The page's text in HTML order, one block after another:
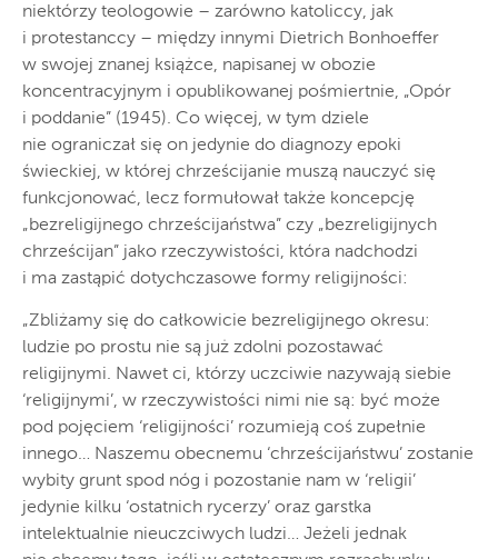
niektórzy teologowie – zarówno katoliccy, jak
i protestanccy – między innymi Dietrich Bonhoeffer
w swojej znanej książce, napisanej w obozie
koncentracyjnym i opublikowanej pośmiertnie, „Opór
i poddanie” (1945). Co więcej, w tym dziele
nie ograniczał się on jedynie do diagnozy epoki
świeckiej, w której chrześcijanie muszą nauczyć się
funkcjonować, lecz formułował także koncepcję
„bezreligijnego chrześcijaństwa” czy „bezreligijnych
chrześcijan” jako rzeczywistości, która nadchodzi
i ma zastąpić dotychczasowe formy religijności:
„Zbliżamy się do całkowicie bezreligijnego okresu:
ludzie po prostu nie są już zdolni pozostawać
religijnymi. Nawet ci, którzy uczciwie nazywają siebie
‘religijnymi’, w rzeczywistości nimi nie są: być może
pod pojęciem ‘religijności’ rozumieją coś zupełnie
innego… Naszemu obecnemu ‘chrześcijaństwu’ zostanie
wybity grunt spod nóg i pozostanie nam w ‘religii’
jedynie kilku ‘ostatnich rycerzy’ oraz garstka
intelektualnie nieuczciwych ludzi… Jeżeli jednak